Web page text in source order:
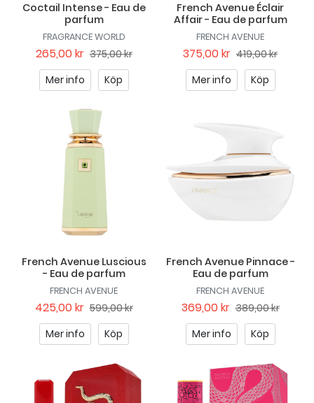
Coctail Intense - Eau de
parfum
FRAGRANCE WORLD
265,00 kr 375,00 kr
Mer info
Köp
French Avenue Éclair
Affair - Eau de parfum
FRENCH AVENUE
375,00 kr 419,00 kr
Mer info
Köp
French Avenue Luscious
- Eau de parfum
FRENCH AVENUE
425,00 kr 599,00 kr
Mer info
Köp
French Avenue Pinnace -
Eau de parfum
FRENCH AVENUE
369,00 kr 389,00 kr
Mer info
Köp